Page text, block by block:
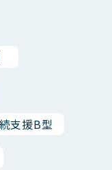
支援B型